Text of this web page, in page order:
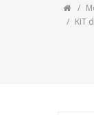
KIT